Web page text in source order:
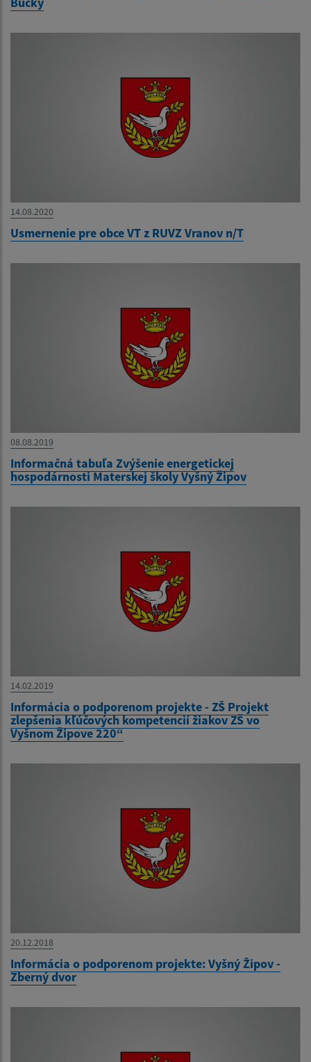
14.08.2020
Usmernenie pre obce VT z RUVZ Vranov n/T
08.08.2019
Informačná tabuľa Zvýšenie energetickej
hospodárnosti Materskej školy Vyšný Žipov
14.02.2019
Informácia o podporenom projekte - ZŠ Projekt
zlepšenia kľúčových kompetencií žiakov ZŠ vo
Vyšnom Žipove 220“
20.12.2018
Informácia o podporenom projekte: Vyšný Žipov -
Zberný dvor